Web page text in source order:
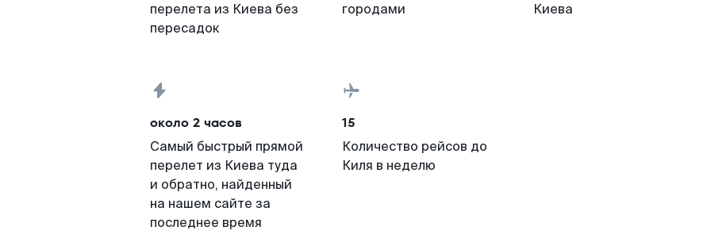
перелета из Киева без
пересадок
городами
Киева
около 2 часов
Самый быстрый прямой
перелет из Киева туда
и обратно, найденный
на нашем сайте за
последнее время
15
Количество рейсов до
Киля в неделю